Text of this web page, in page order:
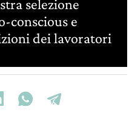
selezione
conscious e
dei lavoratori